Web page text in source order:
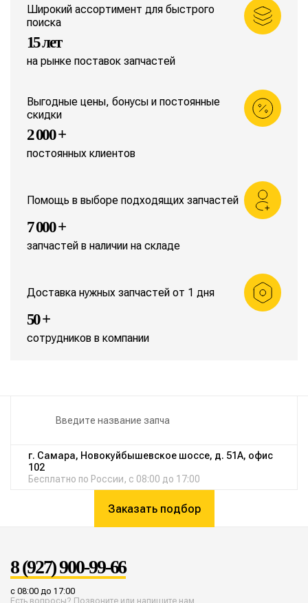
Широкий ассортимент для быстрого
поиска
15 лет
на рынке поставок запчастей
Выгодные цены, бонусы и постоянные
скидки
2 000 +
постоянных клиентов
Помощь в выборе подходящих запчастей
7 000 +
запчастей в наличии на складе
Доставка нужных запчастей от 1 дня
50 +
сотрудников в компании
г. Самара, Новокуйбышевское шоссе, д. 51А, офис
102
Бесплатно по России, с 08:00 до 17:00
Заказать подбор
8 (927) 900-99-66
с 08:00 до 17:00
Есть вопросы? Позвоните или напишите нам